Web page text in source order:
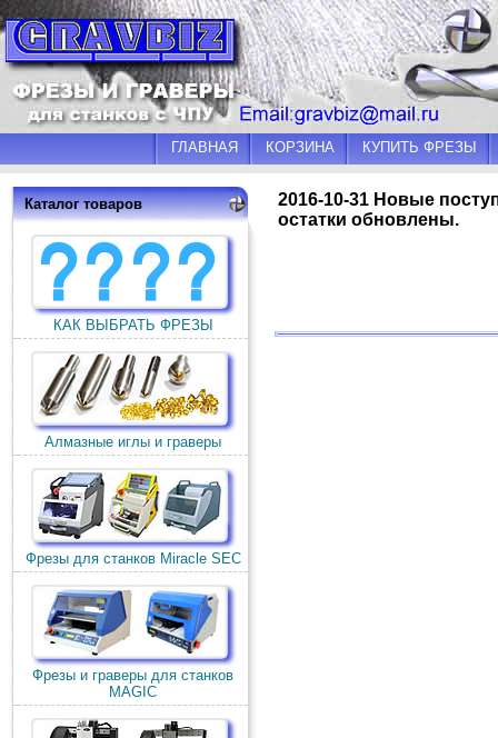
ГЛАВНАЯ КОРЗИНА КУПИТЬ ФРЕЗЫ
Каталог товаров
КАК ВЫБРАТЬ ФРЕЗЫ
Алмазные иглы и граверы
Фрезы для станков Miracle SEC
Фрезы и граверы для станков
MAGIC
2016-10-31 Новые
остатки обновлены.